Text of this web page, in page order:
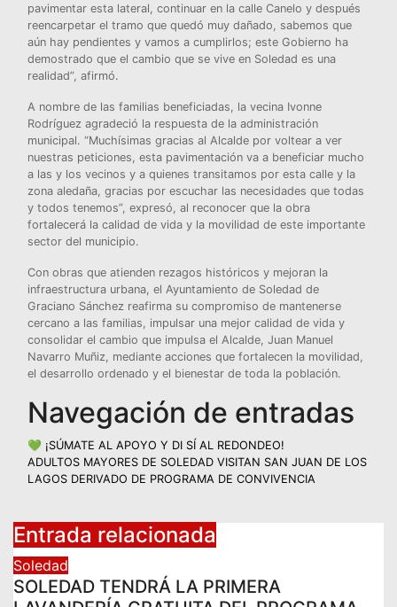
pavimentar esta lateral, continuar en la calle Canelo y después
reencarpetar el tramo que quedó muy dañado, sabemos que
aún hay pendientes y vamos a cumplirlos; este Gobierno ha
demostrado que el cambio que se vive en Soledad es una
realidad”, afirmó.
A nombre de las familias beneficiadas, la vecina Ivonne
Rodríguez agradeció la respuesta de la administración
municipal. “Muchísimas gracias al Alcalde por voltear a ver
nuestras peticiones, esta pavimentación va a beneficiar mucho
a las y los vecinos y a quienes transitamos por esta calle y la
zona aledaña, gracias por escuchar las necesidades que todas
y todos tenemos”, expresó, al reconocer que la obra
fortalecerá la calidad de vida y la movilidad de este importante
sector del municipio.
Con obras que atienden rezagos históricos y mejoran la
infraestructura urbana, el Ayuntamiento de Soledad de
Graciano Sánchez reafirma su compromiso de mantenerse
cercano a las familias, impulsar una mejor calidad de vida y
consolidar el cambio que impulsa el Alcalde, Juan Manuel
Navarro Muñiz, mediante acciones que fortalecen la movilidad,
el desarrollo ordenado y el bienestar de toda la población.
Navegación de entradas
💚 ¡SÚMATE AL APOYO Y DI SÍ AL REDONDEO!
ADULTOS MAYORES DE SOLEDAD VISITAN SAN JUAN DE LOS
LAGOS DERIVADO DE PROGRAMA DE CONVIVENCIA
Entrada relacionada
Soledad
SOLEDAD TENDRÁ LA PRIMERA